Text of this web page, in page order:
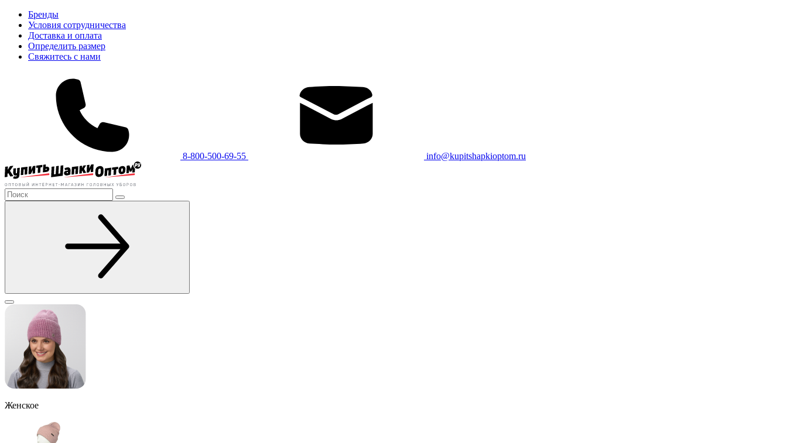
Бренды
Условия сотрудничества
Доставка и оплата
Определить размер
Свяжитесь с нами
8-800-500-69-55 info@kupitshapkioptom.ru
Женское